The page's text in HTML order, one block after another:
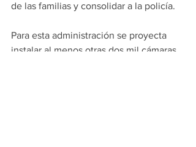
de las familias y consolidar a la policía.
Para esta administración se proyecta
instalar al menos otras dos mil cámaras,